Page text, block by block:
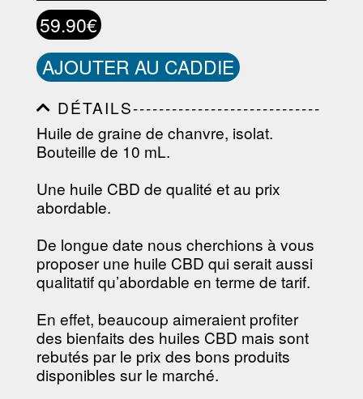
59.90€
AJOUTER AU CADDIE
DÉTAILS-----------------------------
-----------------------------------------
-----------------------------------------
-----------------------------------------
----------------
Huile de graine de chanvre, isolat.
Bouteille de 10 mL.
Une huile CBD de qualité et au prix
abordable.
De longue date nous cherchions à vous
proposer une huile CBD qui serait aussi
qualitatif qu’abordable en terme de tarif.
En effet, beaucoup aimeraient profiter
des bienfaits des huiles CBD mais sont
rebutés par le prix des bons produits
disponibles sur le marché.